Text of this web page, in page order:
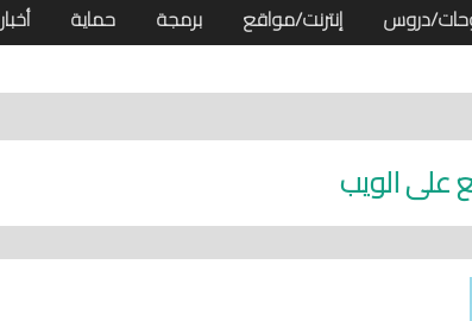
دروس إنترنت/مواقع برمجة حماية أخبار
على الويب